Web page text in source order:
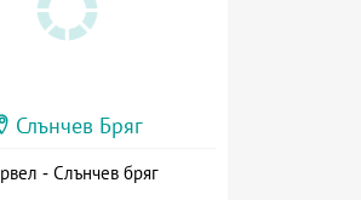
Слънчев Бряг
- Слънчев бряг